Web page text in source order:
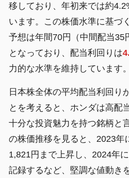
移しており、年初来では約
います。この株価水準に基づ
予想は年間70円（中間配当35
となっており、配当利回りは
力的な水準を維持しています。
日本株全体の平均配当利回り
とを考えると、ホンダは高配
十分な投資魅力を持つ銘柄と
の株価推移を見ると、2023年
1,821円まで上昇し、2024年
記録するなど、堅調な値動き